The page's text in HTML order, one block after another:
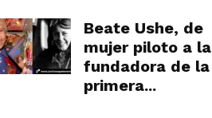
Beate Ushe, de
mujer piloto a la
fundadora de la
primera...